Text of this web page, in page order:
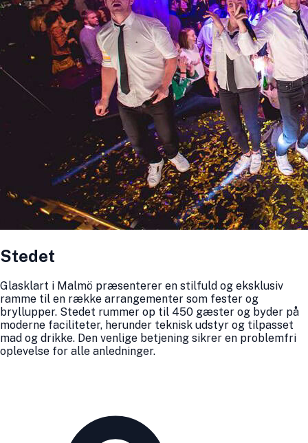
Stedet
Glasklart i Malmö præsenterer en stilfuld og eksklusiv
ramme til en række arrangementer som fester og
bryllupper. Stedet rummer op til 450 gæster og byder på
moderne faciliteter, herunder teknisk udstyr og tilpasset
mad og drikke. Den venlige betjening sikrer en problemfri
oplevelse for alle anledninger.